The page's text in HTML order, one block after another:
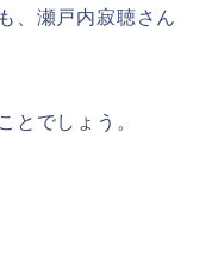
、瀬戸内寂聴さん
とでしょう。